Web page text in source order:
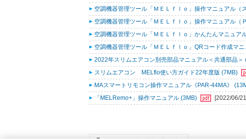
空調機器管理ツール「ＭＥＬｆｌｏ」操作マニュアル（
空調機器管理ツール「ＭＥＬｆｌｏ」操作マニュアル（
空調機器管理ツール「ＭＥＬｆｌｏ」かんたんマニュア
空調機器管理ツール「ＭＥＬｆｌｏ」QRコード作成マ
2022年スリムエアコン別売部品マニュアル＜共通部品＞
スリムエアコン MELflo使い方ガイド22年度版 (7MB)
MAスマートリモコン操作マニュアル《PAR-44MA》
「MELRemo+」操作マニュアル (3MB)
[2022/06/